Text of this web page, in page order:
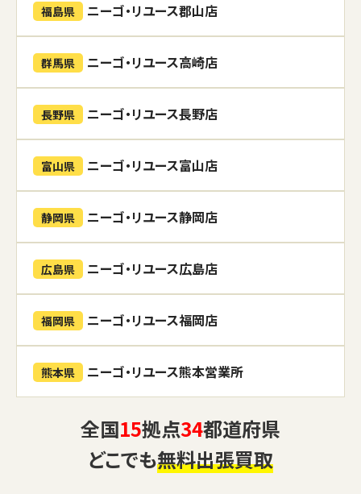
福島県 ニーゴ・リユース郡山店
群馬県 ニーゴ・リユース高崎店
長野県 ニーゴ・リユース長野店
富山県 ニーゴ・リユース富山店
静岡県 ニーゴ・リユース静岡店
広島県 ニーゴ・リユース広島店
福岡県 ニーゴ・リユース福岡店
熊本県 ニーゴ・リユース熊本営業所
全国15拠点34都道府県
どこでも無料出張買取